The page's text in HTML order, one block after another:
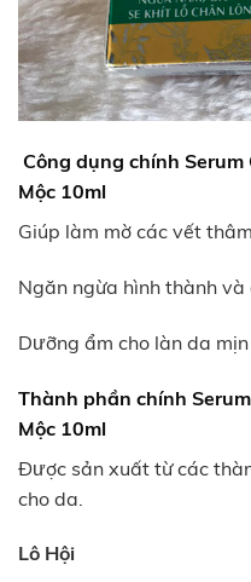
Công dụng chính Serum
Mộc 10ml
Giúp làm mờ các vết
Ngăn ngừa hình thành
Dưỡng ẩm cho làn da
Thành phần chính
Mộc 10ml
Được sản xuất từ các
cho da.
Lô Hội